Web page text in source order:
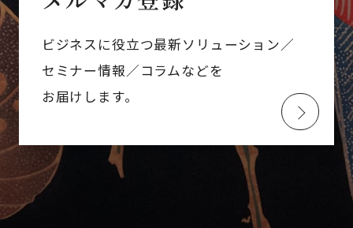
ビジネスに役立つ最新ソリューション／
セミナー情報／コラムなどを
お届けします。